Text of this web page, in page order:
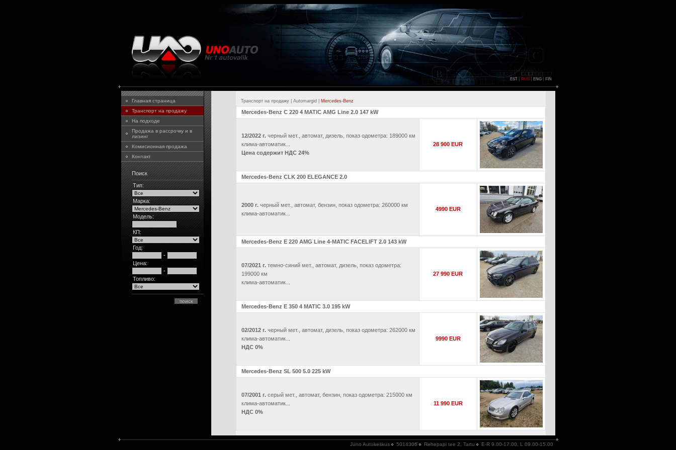
EST RUS ENG FIN
Главная страница
Транспорт на продажу
На подходе
Продажа в рассрочку и в
лизинг
Комисионная продажа
Контакт
Поиск
Тип:
Марка:
Модель:
КП:
Год:
-
Цена:
-
Топливо:
Транспорт на продажу| Automargid Mercedes-Benz
Mercedes-Benz C 220 4 MATIC AMG Line 2.0 147 kW
12/2022 г.черный мет., автомат, дизель, показ одометра: 189000 км
клима-автоматик...
Цена содержит НДС 24%
28 900 EUR
Mercedes-Benz CLK 200 ELEGANCE 2.0
2000 г.черный мет., автомат, бензин, показ одометра: 260000 км
клима-автоматик...
4990 EUR
Mercedes-Benz E 220 AMG Line 4-MATIC FACELIFT 2.0 143 kW
07/2021 г.темно-синий мет., автомат, дизель, показ одометра:
199000 км
клима-автоматик...
27 990 EUR
Mercedes-Benz E 350 4 MATIC 3.0 195 kW
02/2012 г.черный мет., автомат, дизель, показ одометра: 262000 км
клима-автоматик...
НДС 0%
9990 EUR
Mercedes-Benz SL 500 5.0 225 kW
07/2001 г.серый мет., автомат, бензин, показ одометра: 215000 км
клима-автоматик...
НДС 0%
11 990 EUR
Juno Autokeskus 5014306 Rehepapi tee 2, Tartu E-R 9.00-17.00, L 09.00-15.00